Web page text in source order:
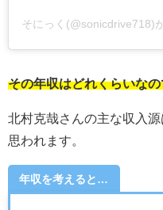
そにっく(@sonicdrive718)
その年収はどれくらいな
北村克哉さんの主な収入
思われます。
年収を考えると…